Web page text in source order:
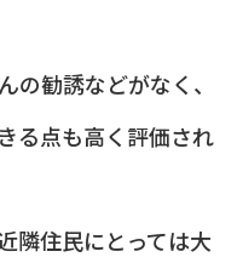
の勧誘などがなく、
る点も高く評価され
隣住民にとっては大